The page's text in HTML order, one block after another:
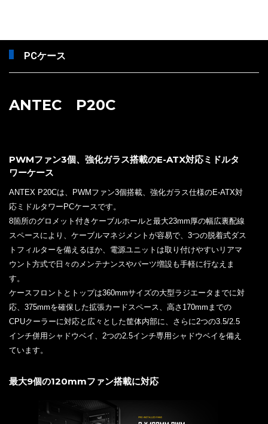
PCケース
ANTEC P20C
PWMファン3個、強化ガラス搭載のE-ATX対応ミドルタ
ワーケース
ANTEX P20Cは、PWMファン3個搭載、強化ガラス仕様のE-ATX対
応ミドルタワーPCケースです。
8箇所のグロメット付きケーブルホールと最大23mm厚の幅広裏配線
スペースにより、ケーブルマネジメントが容易で、3つの脱着式ダス
トフィルターを備えるほか、電源ユニットは取り付けやすいリアマ
ウント方式で日々のメンテナンスやパーツ増設も手軽に行なえま
す。
ケースフロントとトップは360mmサイズの大型ラジエータまでに対
応、375mmを確保した拡張カードスペース、高さ170mmまでの
CPUクーラーに対応と広々とした筐体内部に、さらに2つの3.5/2.5
インチ併用シャドウベイ、2つの2.5インチ専用シャドウベイを備え
ています。
最大9個の120mmファン搭載に対応